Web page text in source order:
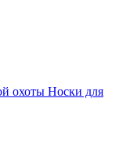
Носки для